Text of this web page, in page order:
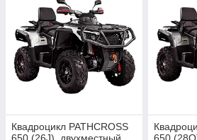
Квадроцикл PATHCROSS